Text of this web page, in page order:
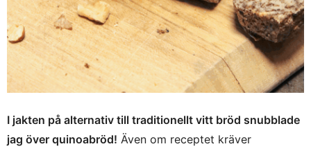
I jakten på alternativ till traditionellt vitt bröd snubblade
jag över quinoabröd! Även om receptet kräver